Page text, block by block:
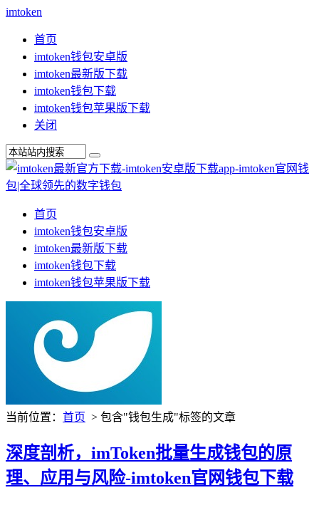
imtoken
首页
imtoken钱包安卓版
imtoken最新版下载
imtoken钱包下载
imtoken钱包苹果版下载
关闭
首页
imtoken钱包安卓版
imtoken最新版下载
imtoken钱包下载
imtoken钱包苹果版下载
当前位置： 首页 > 包含"钱包生成"标签的文章
深度剖析，imToken批量生成钱包的原
理、应用与风险-imtoken官网钱包下载